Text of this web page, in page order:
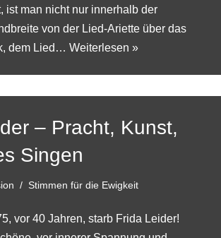
ist man nicht nur innerhalb der
von der Lied-Ariette über das
dem Lied… Weiterlesen »
– Pracht, Kunst,
Singen
Stimmen für die Ewigkeit
vor 40 Jahren, starb Frida Leider!